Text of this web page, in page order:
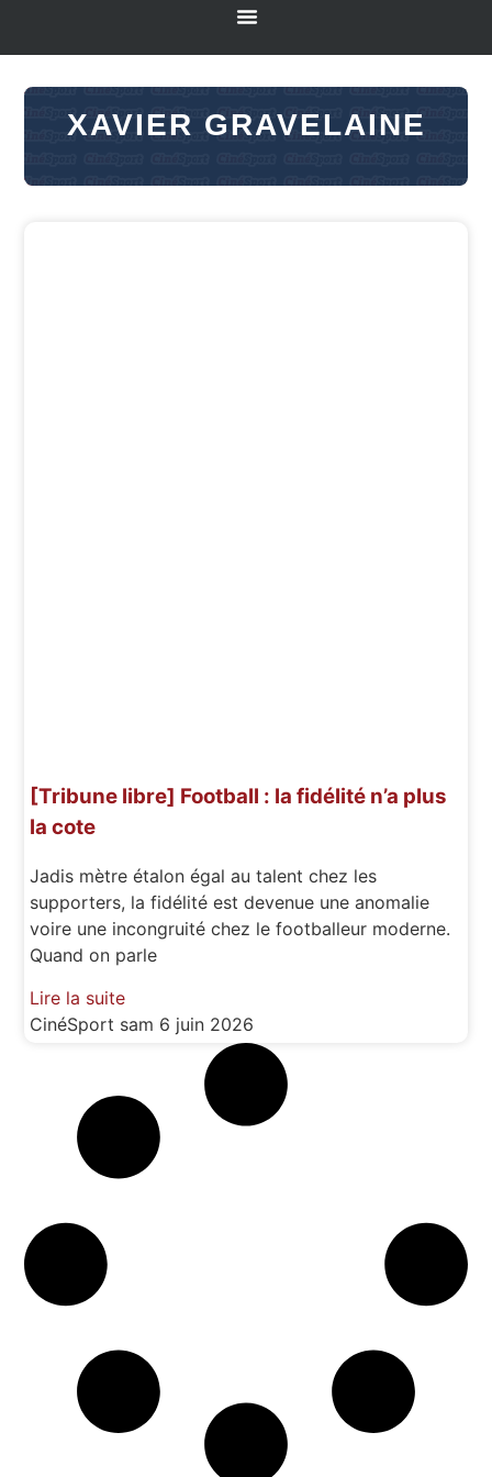
XAVIER GRAVELAINE
[Tribune libre] Football : la fidélité n’a plus
la cote
Jadis mètre étalon égal au talent chez les
supporters, la fidélité est devenue une anomalie
voire une incongruité chez le footballeur moderne.
Quand on parle
Lire la suite
CinéSport sam 6 juin 2026